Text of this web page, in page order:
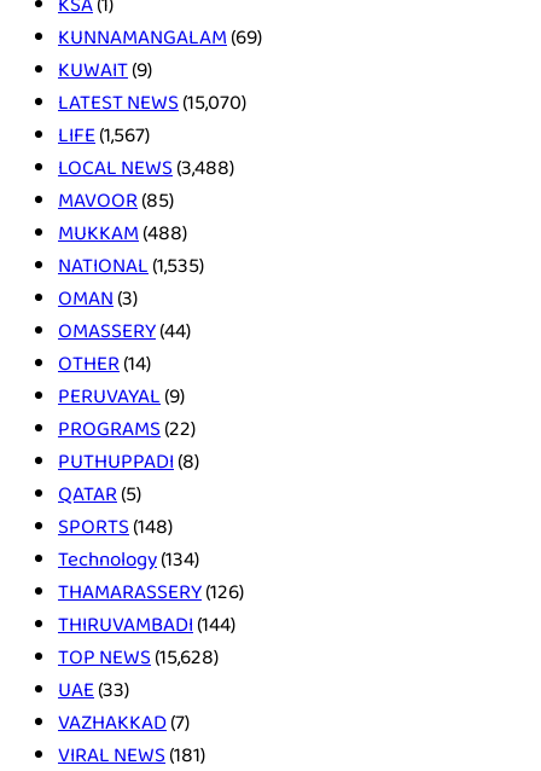
KUNNAMANGALAM (69)
KUWAIT(9)
LATEST NEWS (15,070)
LIFE (1,567)
LOCAL NEWS (3,488)
MAVOOR(85)
MUKKAM (488)
NATIONAL (1,535)
OMAN (3)
OMASSERY(44)
OTHER(14)
PERUVAYAL (9)
PROGRAMS (22)
PUTHUPPADI (8)
QATAR(5)
SPORTS (148)
Technology(134)
THAMARASSERY(126)
THIRUVAMBADI (144)
TOP NEWS (15,628)
UAE (33)
VAZHAKKAD(7)
VIRAL NEWS (181)